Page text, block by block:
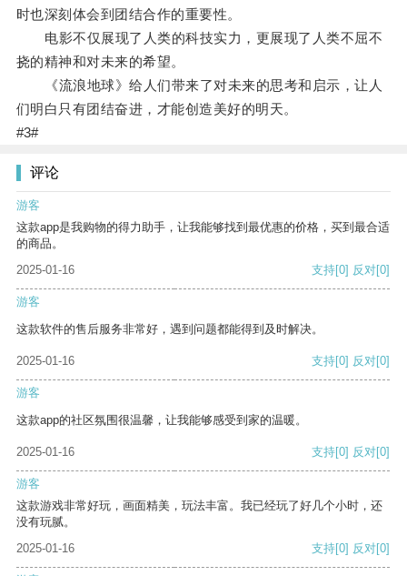
时也深刻体会到团结合作的重要性。
电影不仅展现了人类的科技实力，更展现了人类不屈不
挠的精神和对未来的希望。
《流浪地球》给人们带来了对未来的思考和启示，让人
们明白只有团结奋进，才能创造美好的明天。
#3#
评论
游客
这款app是我购物的得力助手，让我能够找到最优惠的价格，买到最合适
的商品。
2025-01-16
支持[0] 反对[0]
游客
这款软件的售后服务非常好，遇到问题都能得到及时解决。
2025-01-16 支持[0] 反对[0]
游客
这款app的社区氛围很温馨，让我能够感受到家的温暖。
2025-01-16 支持[0] 反对[0]
游客
这款游戏非常好玩，画面精美，玩法丰富。我已经玩了好几个小时，还
没有玩腻。
2025-01-16
支持[0] 反对[0]